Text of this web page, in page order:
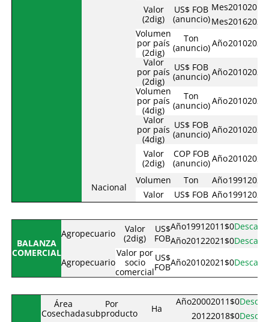
Valor
(2dig)
US$ FOB
(anuncio)
Mes20102015
Mes20162021
Volumen
por país
(2dig)
Ton
(anuncio)Año20102021
Valor
por país
(2dig)
US$ FOB
(anuncio)Año20102021
Volumen
por país
(4dig)
Ton
(anuncio)Año20102021
Valor
por país
(4dig)
US$ FOB
(anuncio)Año20102021
Valor
(2dig)
COP FOB
(anuncio)Año20102021
Nacional
Volumen Ton Año1991 2021
Valor
US$ FOB Año1991 2021
BALANZA
COMERCIAL
Agropecuario
Valor
(2dig)
US$
FOB
Año1991 2011 $0
Año20122021 $0
Agropecuario
Valor por
socio
comercial
US$
FOBAño20102021 $0
Área
Cosechada
Por
subproducto
Ha
Año20002011 $0
20122018$0